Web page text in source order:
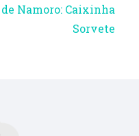
Namoro: Caixinha
Sorvete